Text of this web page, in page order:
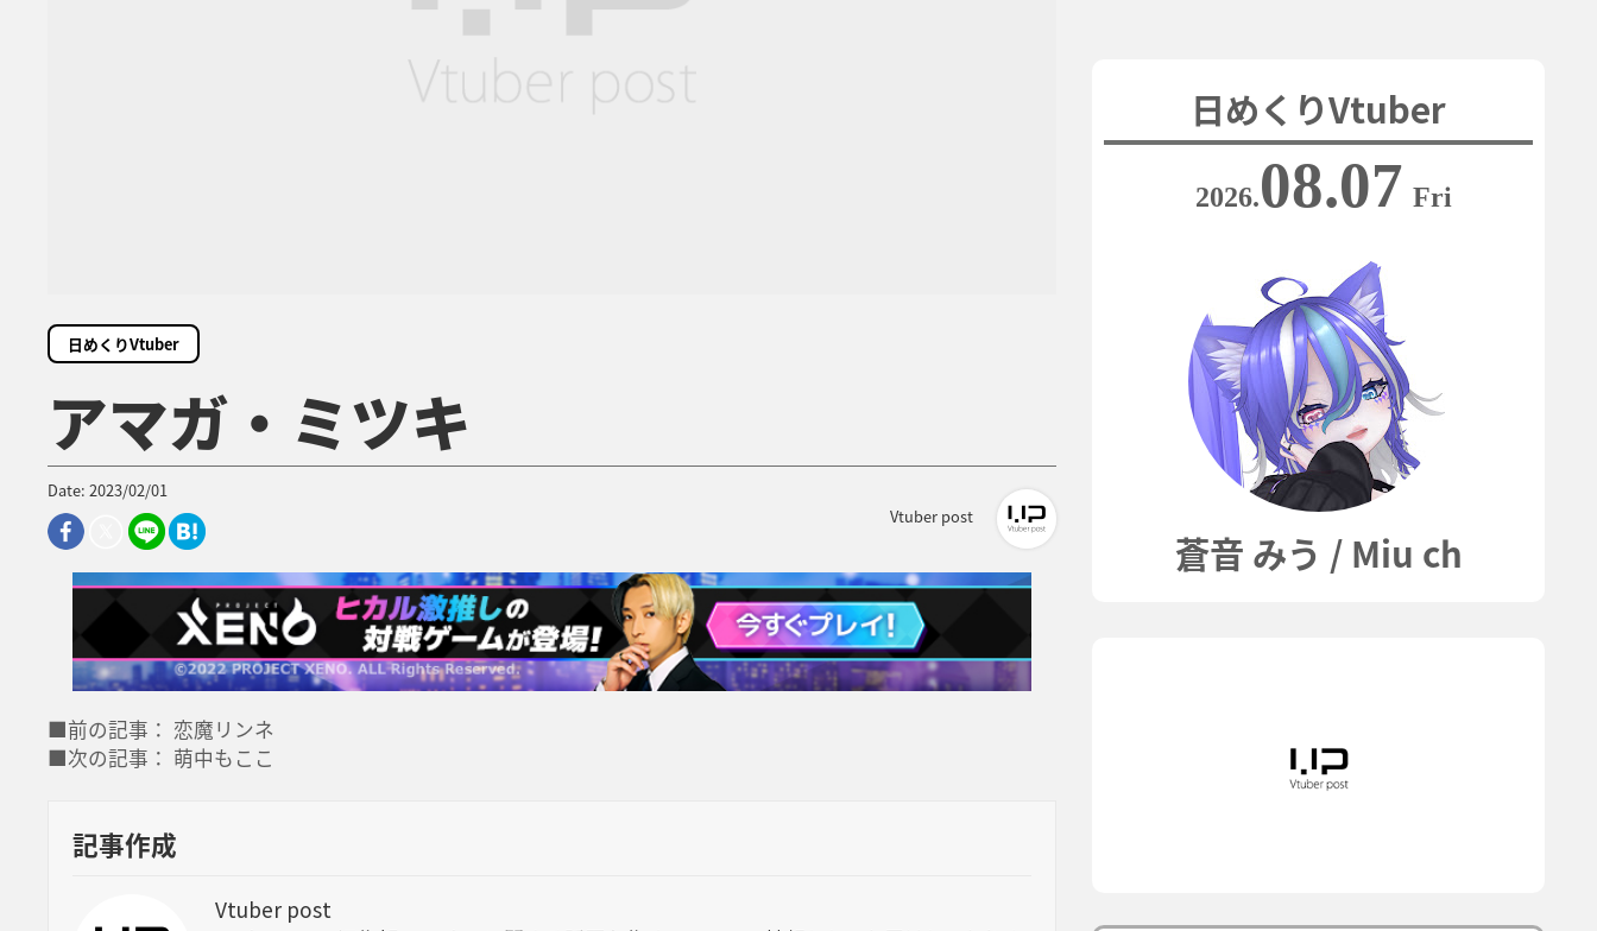
日めくりVtuber
アマガ・ミツキ
Date: 2023/02/01
Vtuber post
■前の記事： 恋魔リンネ
■次の記事： 萌中もここ
記事作成
Vtuber post
日めくりVtuber
2026.08.07 Fri
蒼音 みう / Miu ch